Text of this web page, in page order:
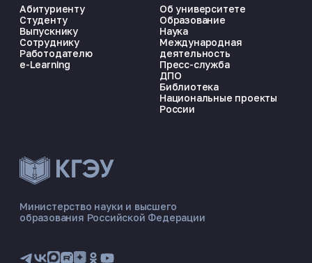
ЭНЕРГОКОД — ПОМОЩНИК КГЭУ
📋 Приёмная комиссия
🏠 Общежитие
Министерство науки и высшего
образования Российской Федерации
Абитуриенту
Студенту
Выпускнику
Сотруднику
Работодателю
e-Learning
Об университете
Образование
Наука
Международная
деятельность
Пресс-служба
ДПО
Библиотека
Национальные проекты
России